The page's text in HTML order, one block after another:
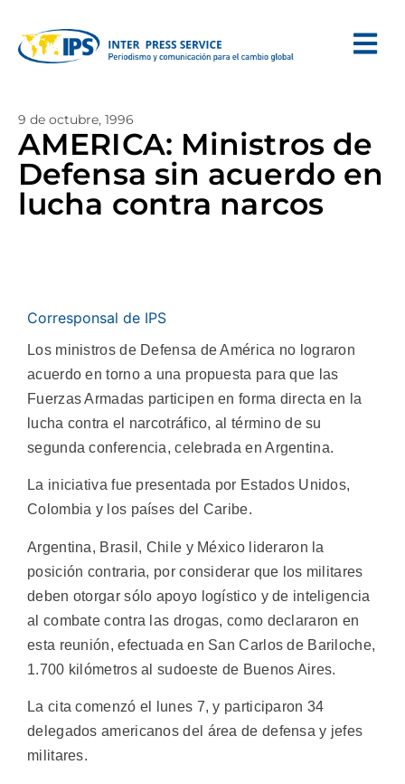
9 de octubre, 1996
AMERICA: Ministros de
Defensa sin acuerdo en
lucha contra narcos
Corresponsal de IPS
Los ministros de Defensa de América no lograron
acuerdo en torno a una propuesta para que las
Fuerzas Armadas participen en forma directa en la
lucha contra el narcotráfico, al término de su
segunda conferencia, celebrada en Argentina.
La iniciativa fue presentada por Estados Unidos,
Colombia y los países del Caribe.
Argentina, Brasil, Chile y México lideraron la
posición contraria, por considerar que los militares
deben otorgar sólo apoyo logístico y de inteligencia
al combate contra las drogas, como declararon en
esta reunión, efectuada en San Carlos de Bariloche,
1.700 kilómetros al sudoeste de Buenos Aires.
La cita comenzó el lunes 7, y participaron 34
delegados americanos del área de defensa y jefes
militares.